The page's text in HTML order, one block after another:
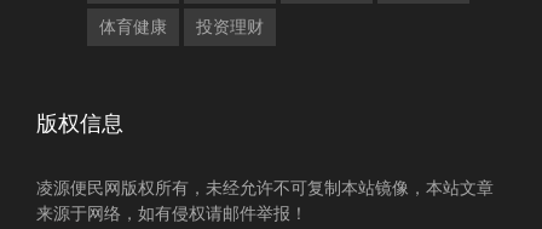
体育健康 投资理财
版权信息
凌源便民网版权所有，未经允许不可复制本站镜像，本站文章
来源于网络，如有侵权请邮件举报！